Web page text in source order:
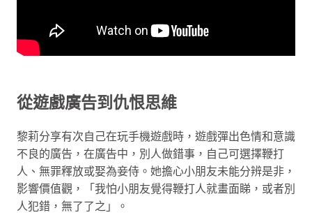
從遊戲廣告到仇恨思維
黎莉分享有次自己在玩手機遊戲時，遊戲彈出色情和意識
不良的廣告，在廣告中，別人做錯事，自己可選擇鞭打
人、無罪釋放或娶為妾侍。她擔心小朋友未能分辨是非，
影響價值觀，「我怕小朋友覺得鞭打人就畫面睇，或者別
人犯錯，無了了之」。